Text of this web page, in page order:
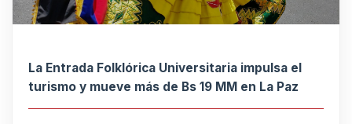
La Entrada Folklórica Universitaria impulsa el
turismo y mueve más de Bs 19 MM en La Paz